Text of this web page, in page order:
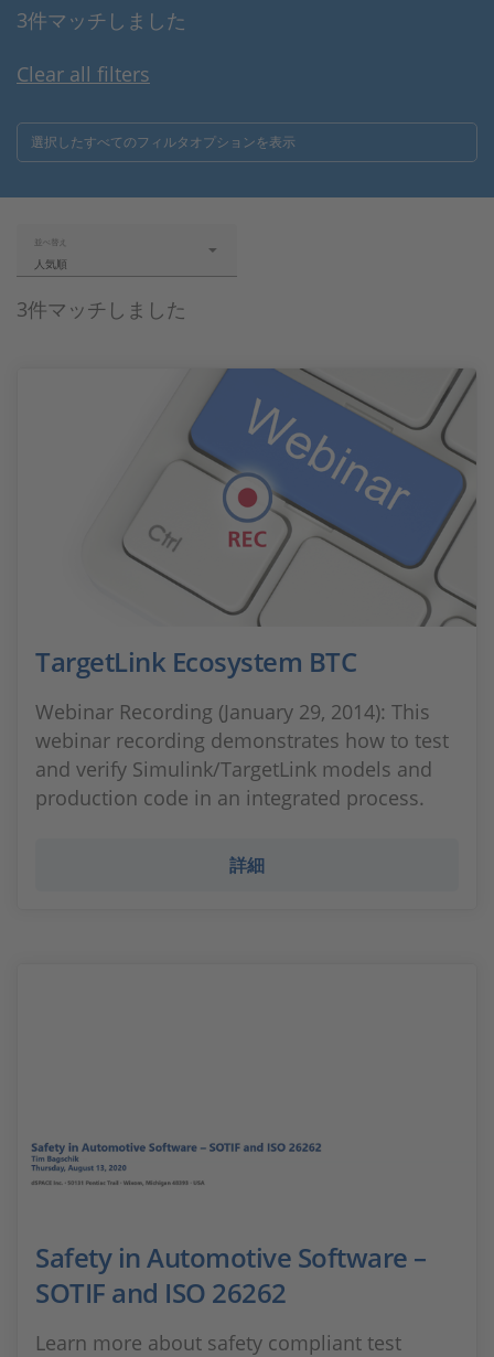
3件マッチしました
Clear all filters
選択したすべてのフィルタオプションを表示
3件マッチしました
並べ替え
人気順
TargetLink Ecosystem BTC
Webinar Recording (January 29, 2014): This
webinar recording demonstrates how to test
and verify Simulink/TargetLink models and
production code in an integrated process.
詳細
Safety in Automotive Software –
SOTIF and ISO 26262
Learn more about safety compliant test